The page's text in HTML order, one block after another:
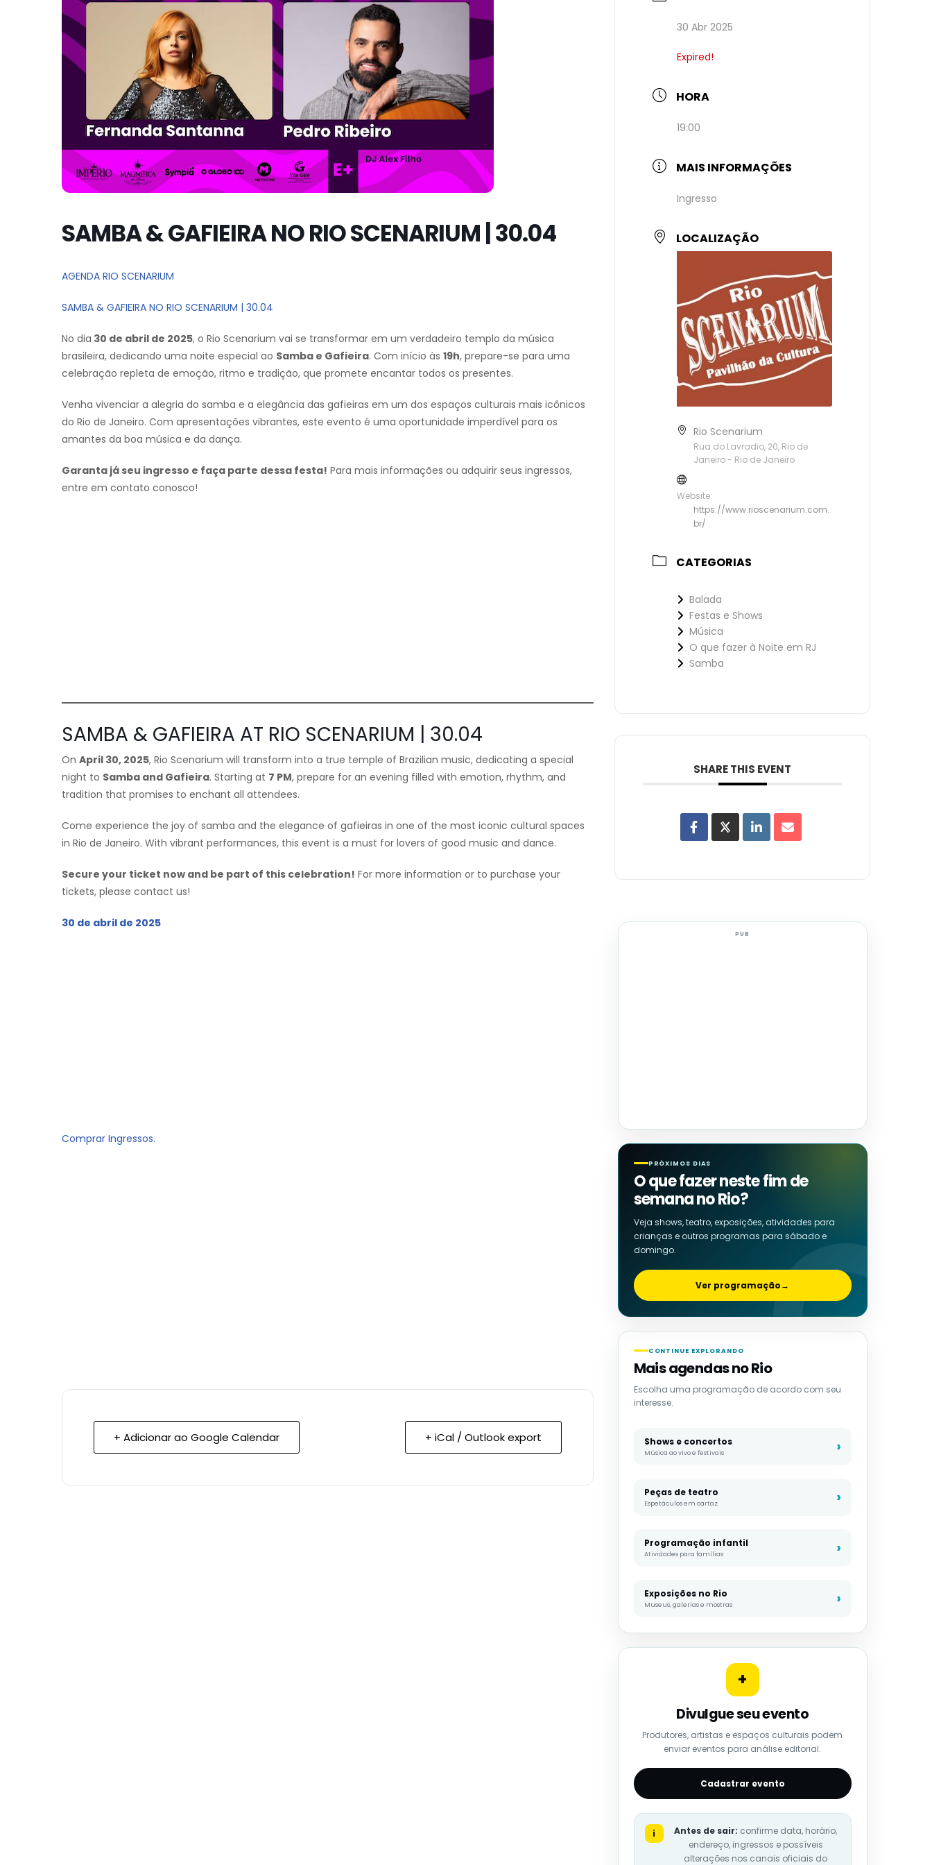
SAMBA & GAFIEIRA NO RIO SCENARIUM | 30.04
AGENDA RIO SCENARIUM
SAMBA & GAFIEIRA NO RIO SCENARIUM | 30.04
No dia 30 de abril de 2025, o Rio Scenarium vai se transformar em um verdadeiro templo da música
brasileira, dedicando uma noite especial ao Samba e Gafieira. Com início às 19h, prepare-se para uma
celebração repleta de emoção, ritmo e tradição, que promete encantar todos os presentes.
Venha vivenciar a alegria do samba e a elegância das gafieiras em um dos espaços culturais mais icônicos
do Rio de Janeiro. Com apresentações vibrantes, este evento é uma oportunidade imperdível para os
amantes da boa música e da dança.
Garanta já seu ingresso e faça parte dessa festa! Para mais informações ou adquirir seus ingressos,
entre em contato conosco!
SAMBA & GAFIEIRA AT RIO SCENARIUM | 30.04
On April 30, 2025, Rio Scenarium will transform into a true temple of Brazilian music, dedicating a special
night to Samba and Gafieira. Starting at 7 PM, prepare for an evening filled with emotion, rhythm, and
tradition that promises to enchant all attendees.
Come experience the joy of samba and the elegance of gafieiras in one of the most iconic cultural spaces
in Rio de Janeiro. With vibrant performances, this event is a must for lovers of good music and dance.
Secure your ticket now and be part of this celebration! For more information or to purchase your
tickets, please contact us!
30 de abril de 2025
Comprar Ingressos.
+ Adicionar ao Google Calendar + iCal / Outlook export
30 Abr 2025
Expired!
HORA
19:00
MAIS INFORMAÇÕES
Ingresso
LOCALIZAÇÃO
Rio Scenarium
Rua do Lavradio, 20, Rio de
Janeiro - Rio de Janeiro
Website
https://www.rioscenarium.com.
br/
CATEGORIAS
Balada
Festas e Shows
Música
O que fazer à Noite em RJ
Samba
SHARE THIS EVENT
PUB
PRÓXIMOS DIAS
O que fazer neste fim de
semana no Rio?
Veja shows, teatro, exposições, atividades para
crianças e outros programas para sábado e
domingo.
Ver programação→
CONTINUE EXPLORANDO
Mais agendas no Rio
Escolha uma programação de acordo com seu
interesse.
Shows e concertos
Música ao vivo e festivais
Peças de teatro
Espetáculos em cartaz
Programação infantil
Atividades para famílias
Exposições no Rio
Museus, galerias e mostras
+
Divulgue seu evento
Produtores, artistas e espaços culturais podem
enviar eventos para análise editorial.
Cadastrar evento
i Antes de sair: confirme data, horário,
endereço, ingressos e possíveis
alterações nos canais oficiais do